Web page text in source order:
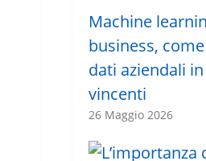
Machine
business,
dati aziendali
vincenti
26 Maggio 2026